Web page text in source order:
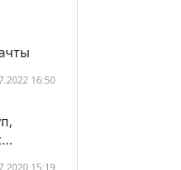
16:50
15:19